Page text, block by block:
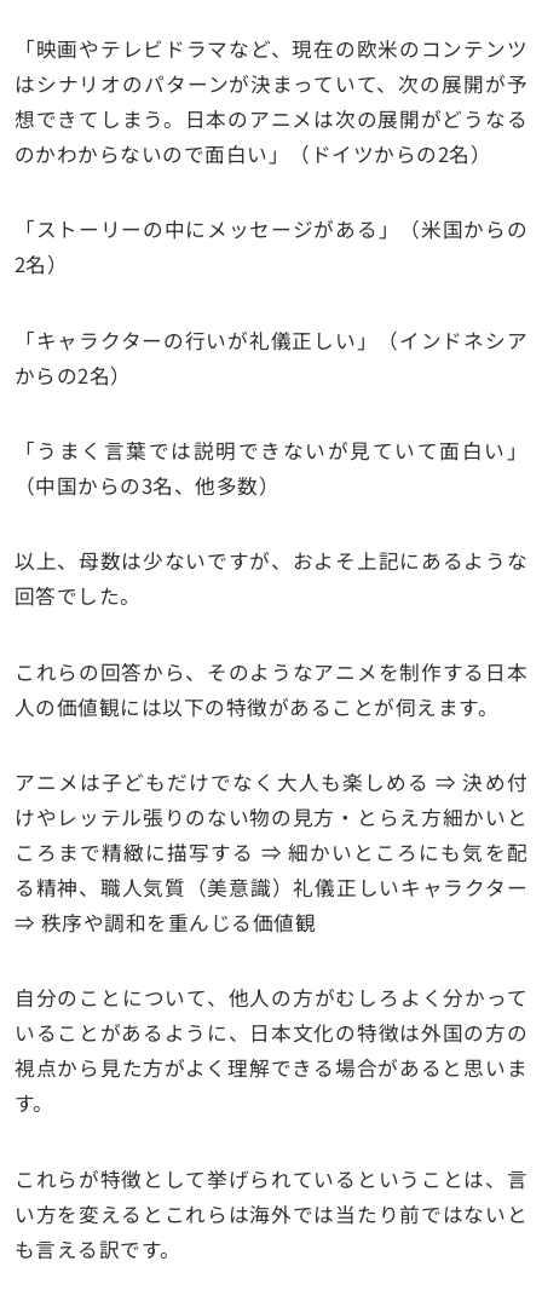
「映画やテレビドラマなど、現在の欧米のコンテンツ
はシナリオのパターンが決まっていて、次の展開が予
想できてしまう。日本のアニメは次の展開がどうなる
のかわからないので面白い」（ドイツからの2名）
「ストーリーの中にメッセージがある」（米国からの
2名）
「キャラクターの行いが礼儀正しい」（インドネシア
からの2名）
「うまく言葉では説明できないが見ていて面白い」
（中国からの3名、他多数）
以上、母数は少ないですが、およそ上記にあるような
回答でした。
これらの回答から、そのようなアニメを制作する日本
人の価値観には以下の特徴があることが伺えます。
アニメは子どもだけでなく大人も楽しめる ⇒ 決め付
けやレッテル張りのない物の見方・とらえ方細かいと
ころまで精緻に描写する ⇒ 細かいところにも気を配
る精神、職人気質（美意識）礼儀正しいキャラクター
⇒ 秩序や調和を重んじる価値観
自分のことについて、他人の方がむしろよく分かって
いることがあるように、日本文化の特徴は外国の方の
視点から見た方がよく理解できる場合があると思いま
す。
これらが特徴として挙げられているということは、言
い方を変えるとこれらは海外では当たり前ではないと
も言える訳です。